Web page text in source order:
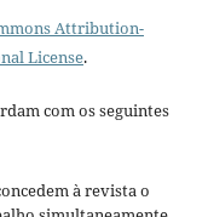
Attribution-
License.
com os seguintes
à revista o